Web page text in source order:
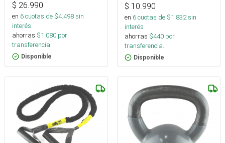
$ 26.990
en 6cuotas de $4.498sin
interés
ahorras $1.080 por
transferencia.
Disponible
$ 10.990
en 6cuotas de $1.832sin
interés
ahorras $440 por
transferencia.
Disponible